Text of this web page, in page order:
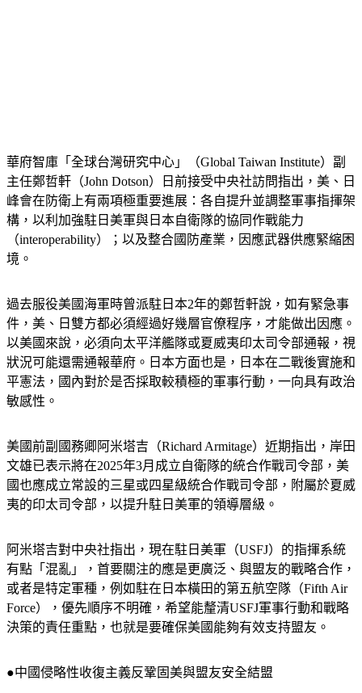
華府智庫「全球台灣研究中心」（Global Taiwan Institute）副
主任鄭哲軒（John Dotson）日前接受中央社訪問指出，美、日
峰會在防衛上有兩項極重要進展：各自提升並調整軍事指揮架
構，以利加強駐日美軍與日本自衛隊的協同作戰能力
（interoperability）；以及整合國防產業，因應武器供應緊縮困
境。
過去服役美國海軍時曾派駐日本2年的鄭哲軒說，如有緊急事
件，美、日雙方都必須經過好幾層官僚程序，才能做出因應。
以美國來說，必須向太平洋艦隊或夏威夷印太司令部通報，視
狀況可能還需通報華府。日本方面也是，日本在二戰後實施和
平憲法，國內對於是否採取較積極的軍事行動，一向具有政治
敏感性。
美國前副國務卿阿米塔吉（Richard Armitage）近期指出，岸田
文雄已表示將在2025年3月成立自衛隊的統合作戰司令部，美
國也應成立常設的三星或四星級統合作戰司令部，附屬於夏威
夷的印太司令部，以提升駐日美軍的領導層級。
阿米塔吉對中央社指出，現在駐日美軍（USFJ）的指揮系統
有點「混亂」，首要關注的應是更廣泛、與盟友的戰略合作，
或者是特定軍種，例如駐在日本橫田的第五航空隊（Fifth Air
Force），優先順序不明確，希望能釐清USFJ軍事行動和戰略
決策的責任重點，也就是要確保美國能夠有效支持盟友。
●中國侵略性收復主義反鞏固美與盟友安全結盟